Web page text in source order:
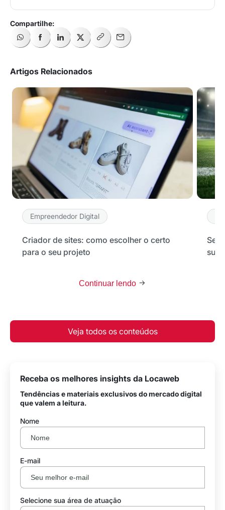
Artigos Relacionados
Empreendedor Digital
Criador de sites: como escolher o certo
para o seu projeto
Continuar lendo
Seu
sua
Veja todos os conteúdos
Receba os melhores insights da Locaweb
Tendências e materiais exclusivos do mercado digital
que valem a leitura.
Nome
E-mail
Selecione sua área de atuação